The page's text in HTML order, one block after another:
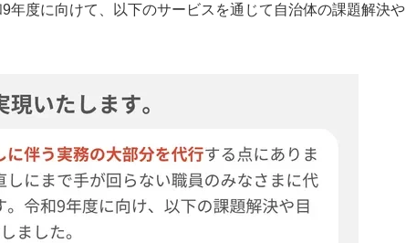
度に向けて、以下のサービスを通じて自治体の課題解決や